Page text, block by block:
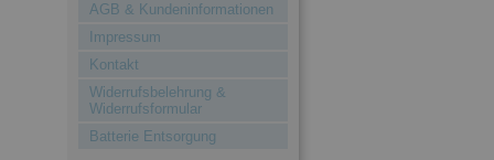
AGB & Kundeninformationen
Impressum
Kontakt
Widerrufsbelehrung &
Widerrufsformular
Batterie Entsorgung